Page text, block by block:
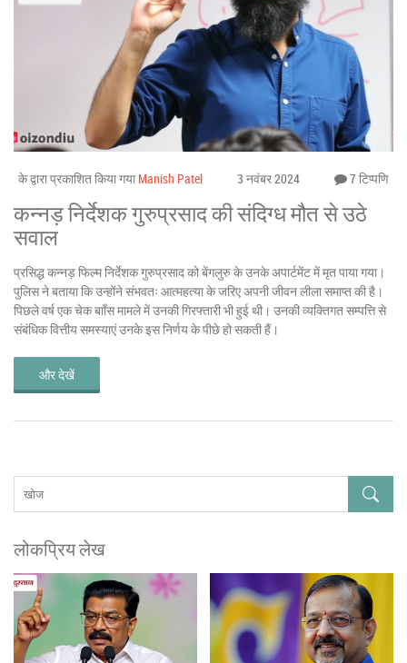
के द्वारा प्रकाशित किया गया Manish Patel 3 नवंबर 2024 7 टिप्पणि
कन्नड़ निर्देशक गुरुप्रसाद की संदिग्ध मौत से उठे
सवाल
प्रसिद्ध कन्नड़ फिल्म निर्देशक गुरुप्रसाद को बेंगलुरु के उनके अपार्टमेंट में मृत पाया गया।
पुलिस ने बताया कि उन्होंने संभवतः आत्महत्या के जरिए अपनी जीवन लीला समाप्त की है।
पिछले वर्ष एक चेक बाॉंस मामले में उनकी गिरफ्तारी भी हुई थी। उनकी व्यक्तिगत सम्पत्ति से
संबंधिक वित्तीय समस्याएं उनके इस निर्णय के पीछे हो सकती हैं।
और देखें
लोकप्रिय लेख